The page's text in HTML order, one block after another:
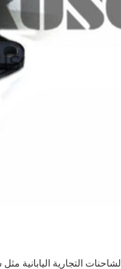
الشاحنات التجارية اليابانية مثل